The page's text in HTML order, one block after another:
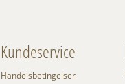
Kundeservice
Handelsbetingelser